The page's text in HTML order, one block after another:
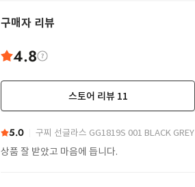
구매자 리뷰
4.8
스토어 리뷰 11
5.0 구찌 선글라스 GG1819S 001 BLACK GREY
상품 잘 받았고 마음에 듭니다.